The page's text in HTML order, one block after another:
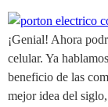
¡Genial! Ahora
celular. Ya
beneficio de las
mejor idea del